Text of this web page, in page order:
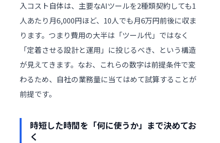
入コスト自体は、主要なAIツールを2種類契約しても1
人あたり月6,000円ほど、10人でも月6万円前後に収ま
ります。つまり費用の大半は「ツール代」ではなく
「定着させる設計と運用」に投じるべき、という構造
が見えてきます。なお、これらの数字は前提条件で変
わるため、自社の業務量に当てはめて試算することが
前提です。
時短した時間を「何に使うか」まで決めてお
く